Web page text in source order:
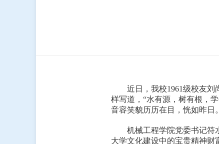
近日，我校1961级校友
样写道，“水有源，树有根，
音容笑貌历历在目，恍如昨
机械工程学院党委书记符
大学文化建设中的宝贵精神